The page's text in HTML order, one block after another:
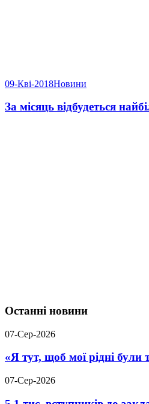
09-Кві-2018Новини
За місяць відбудеться
Останні новини
07-Сер-2026
«Я тут, щоб мої рідні були
07-Сер-2026